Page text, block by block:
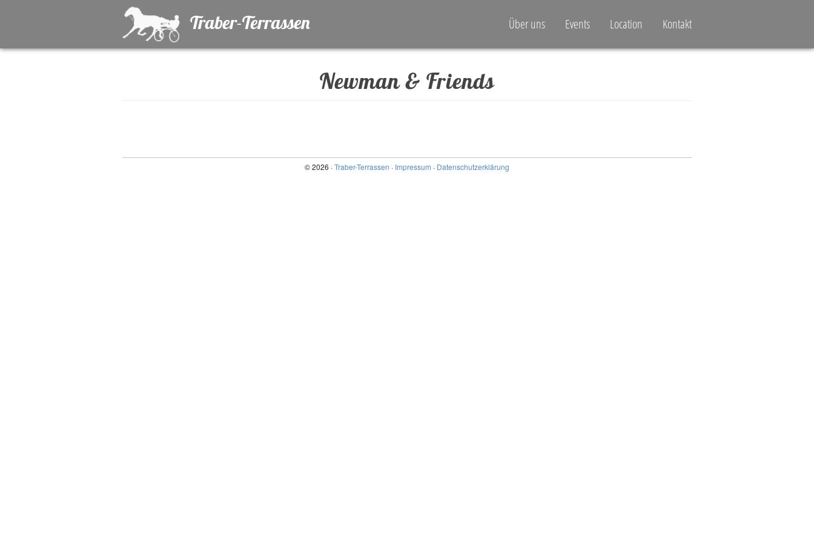
Traber-Terrassen Über uns Events Location Kontakt
Newman & Friends
© 2026 ·Traber-Terrassen · Impressum · Datenschutzerklärung